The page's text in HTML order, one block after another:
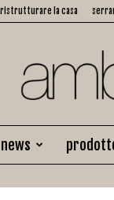
la casa
news